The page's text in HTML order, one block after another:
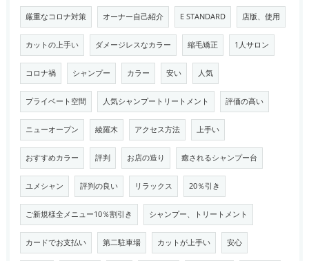
厳重なコロナ対策 オーナー自己紹介 E STANDARD 店版、使用
カットの上手い ダメージレスなカラー 縮毛矯正 1人サロン
コロナ禍 シャンプー カラー 安い 人気
プライベート空間 人気シャンプートリートメント 評価の高い
ニューオープン 綾羅木 アクセス方法 上手い
おすすめカラー 評判 お店の造り 癒されるシャンプー台
ユメシャン 評判の良い リラックス 20％引き
ご新規様全メニュー10％割引き シャンプー、トリートメント
カードでお支払い 第二駐車場 カットが上手い 安心